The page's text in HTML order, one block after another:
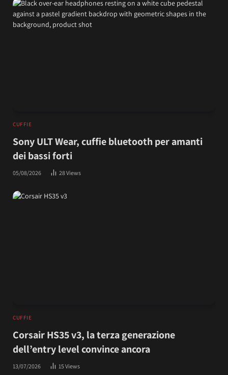
CUFFIE
Sony ULT Wear, cuffie bluetooth per amanti
dei bassi forti
05/08/2026 28Views
CUFFIE
Corsair HS35 v3, la terza generazione
dell’entry level convince ancora
13/07/2026 15Views